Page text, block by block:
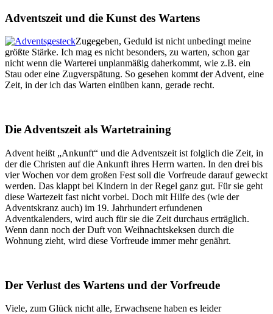
Adventszeit und die Kunst des Wartens
Zugegeben, Geduld ist nicht unbedingt meine
größte Stärke. Ich mag es nicht besonders, zu warten, schon gar
nicht wenn die Warterei unplanmäßig daherkommt, wie z.B. ein
Stau oder eine Zugverspätung. So gesehen kommt der Advent, eine
Zeit, in der ich das Warten einüben kann, gerade recht.
Die Adventszeit als Wartetraining
Advent heißt „Ankunft“ und die Adventszeit ist folglich die Zeit, in
der die Christen auf die Ankunft ihres Herrn warten. In den drei bis
vier Wochen vor dem großen Fest soll die Vorfreude darauf geweckt
werden. Das klappt bei Kindern in der Regel ganz gut. Für sie geht
diese Wartezeit fast nicht vorbei. Doch mit Hilfe des (wie der
Adventskranz auch) im 19. Jahrhundert erfundenen
Adventkalenders, wird auch für sie die Zeit durchaus erträglich.
Wenn dann noch der Duft von Weihnachtskeksen durch die
Wohnung zieht, wird diese Vorfreude immer mehr genährt.
Der Verlust des Wartens und der Vorfreude
Viele, zum Glück nicht alle, Erwachsene haben es leider